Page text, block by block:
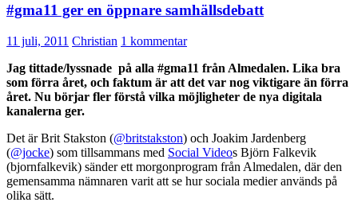
#gma11 ger en öppnare samhällsdebatt
11 juli, 2011 Christian 1 kommentar
Jag tittade/lyssnade på alla #gma11 från Almedalen. Lika bra
som förra året, och faktum är att det var nog viktigare än förra
året. Nu börjar fler förstå vilka möjligheter de nya digitala
kanalerna ger.
Det är Brit Stakston (@britstakston) och Joakim Jardenberg
(@jocke) som tillsammans med Social Videos Björn Falkevik
(bjornfalkevik) sänder ett morgonprogram från Almedalen, där den
gemensamma nämnaren varit att se hur sociala medier används på
olika sätt.